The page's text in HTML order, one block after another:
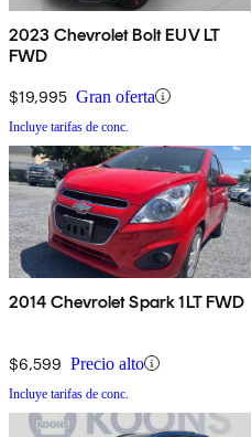
2023 Chevrolet Bolt EUV LT
FWD
$19,995 Gran oferta
Incluye tarifas de conc.
2014 Chevrolet Spark 1LT FWD
$6,599 Precio alto
Incluye tarifas de conc.